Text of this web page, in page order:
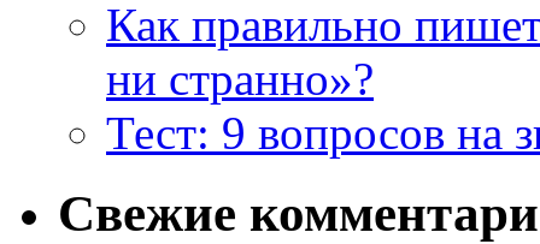
Как правильно
ни странно»?
Тест: 9 вопросов на
Свежие